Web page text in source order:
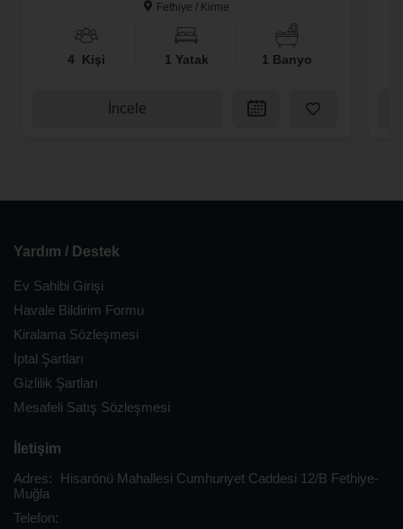
Fethiye / Kirme
4 Kişi 1 Yatak 1 Banyo
İncele
Yardım / Destek
Ev Sahibi Girişi
Havale Bildirim Formu
Kiralama Sözleşmesi
İptal Şartları
Gizlilik Şartları
Mesafeli Satış Sözleşmesi
İletişim
Adres:
Hisarönü Mahallesi Cumhuriyet Caddesi 12/B Fethiye-
Muğla
Telefon: